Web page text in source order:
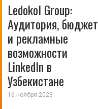
Ledokol Group:
Аудитория, бюджет
и рекламные
возможности
LinkedIn в
Узбекистане
16 ноября 2023